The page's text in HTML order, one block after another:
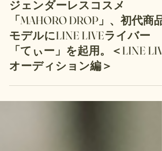
2022年8月1日
ジェンダーレスコスメ
「MAHORO DROP」、初代商品
モデルにLINE LIVEライバー
「てぃー」を起用。＜LINE
オーディション編＞